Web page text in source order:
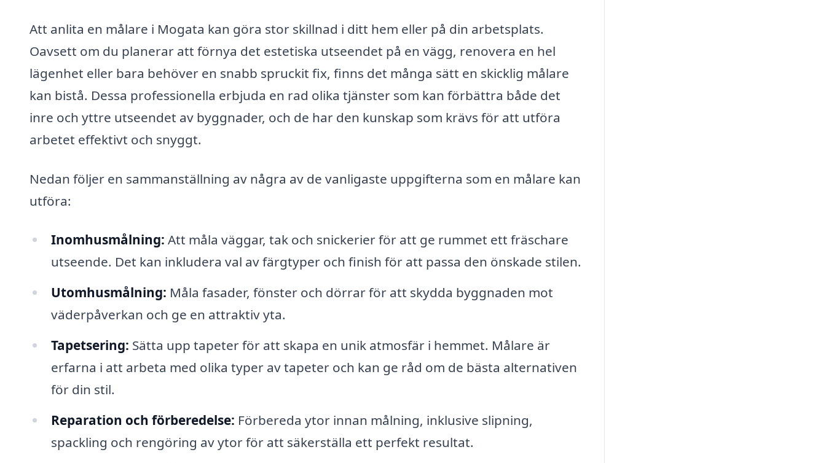
Att anlita en målare i Mogata kan göra stor skillnad i ditt hem eller på din arbetsplats.
Oavsett om du planerar att förnya det estetiska utseendet på en vägg, renovera en hel
lägenhet eller bara behöver en snabb spruckit fix, finns det många sätt en skicklig målare
kan bistå. Dessa professionella erbjuda en rad olika tjänster som kan förbättra både det
inre och yttre utseendet av byggnader, och de har den kunskap som krävs för att utföra
arbetet effektivt och snyggt.
Nedan följer en sammanställning av några av de vanligaste uppgifterna som en målare kan
utföra:
Inomhusmålning: Att måla väggar, tak och snickerier för att ge rummet ett fräschare
utseende. Det kan inkludera val av färgtyper och finish för att passa den önskade stilen.
Utomhusmålning: Måla fasader, fönster och dörrar för att skydda byggnaden mot
väderpåverkan och ge en attraktiv yta.
Tapetsering: Sätta upp tapeter för att skapa en unik atmosfär i hemmet. Målare är
erfarna i att arbeta med olika typer av tapeter och kan ge råd om de bästa alternativen
för din stil.
Reparation och förberedelse: Förbereda ytor innan målning, inklusive slipning,
spackling och rengöring av ytor för att säkerställa ett perfekt resultat.